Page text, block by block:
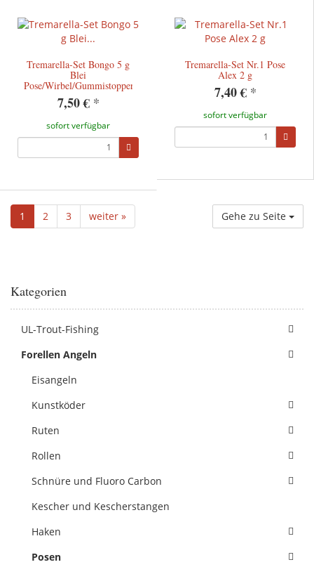
Tremarella-Set Bongo 5 g
Blei
Pose/Wirbel/Gummistopper/Tremarello
7,50 € *
sofort verfügbar
Tremarella-Set Nr.1 Pose
Alex 2 g
7,40 € *
sofort verfügbar
1 2 3 weiter » Gehe zu Seite
Kategorien
UL-Trout-Fishing
Forellen Angeln
Eisangeln
Kunstköder
Ruten
Rollen
Schnüre und Fluoro Carbon
Kescher und Kescherstangen
Haken
Posen